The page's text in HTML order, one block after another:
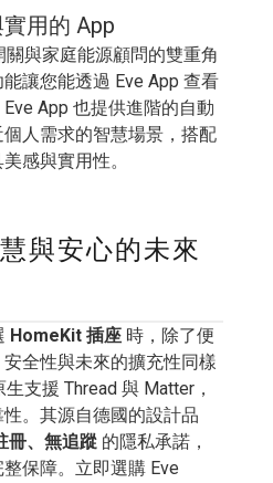
用的 App
關與家庭能源顧問的雙重角
讓您能透過 Eve App 查看
App 也提供進階的自動
人需求的智慧場景，搭配
感與實用性。
與安心的未來
HomeKit 插座 時，除了便
全性與未來的擴充性同樣
支援 Thread 與 Matter，
。其源自德國的設計品
冊、無追蹤 的隱私承諾，
保障。立即選購 Eve